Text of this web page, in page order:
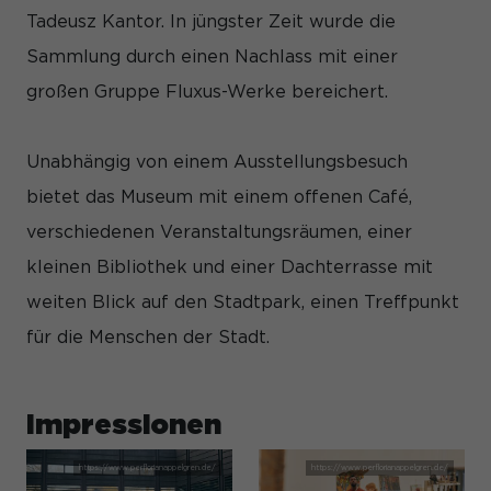
Tadeusz Kantor. In jüngster Zeit wurde die
Sammlung durch einen Nachlass mit einer
großen Gruppe Fluxus-Werke bereichert.
Unabhängig von einem Ausstellungsbesuch
bietet das Museum mit einem offenen Café,
verschiedenen Veranstaltungsräumen, einer
kleinen Bibliothek und einer Dachterrasse mit
weiten Blick auf den Stadtpark, einen Treffpunkt
für die Menschen der Stadt.
Impressionen
Informationen über die Verwendung Ihrer Daten finden Sie in
unsererDatenschutzerklärung
Hier finden Sie eine Übersicht über alle verwendeten
Cookies. Sie können Ihre Einwilligung zu ganzen Kategorien
Alle akzeptieren Speichern
Nur essenzielle Cookies akzeptieren
Zurück
Datenschutzeinstellungen
Statistiken (1)
Statistik Cookies erfassen Informationen anonym. Diese